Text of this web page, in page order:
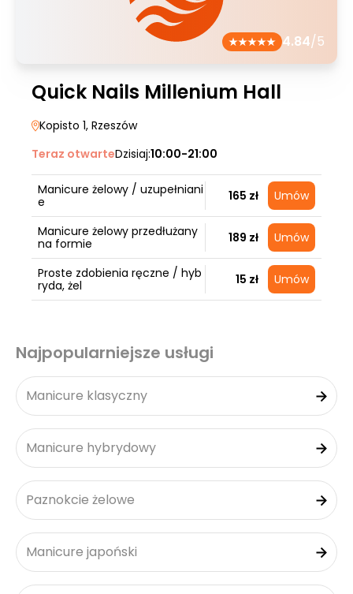
4.84/5
Quick Nails Millenium Hall
Kopisto 1, Rzeszów
Teraz otwarteDzisiaj:10:00-21:00
Manicure żelowy / uzupełniani
e
165 zł Umów
Manicure żelowy przedłużany
na formie
189 zł Umów
Proste zdobienia ręczne / hyb
ryda, żel
15 zł Umów
Najpopularniejsze usługi
Manicure klasyczny
Manicure hybrydowy
Paznokcie żelowe
Manicure japoński